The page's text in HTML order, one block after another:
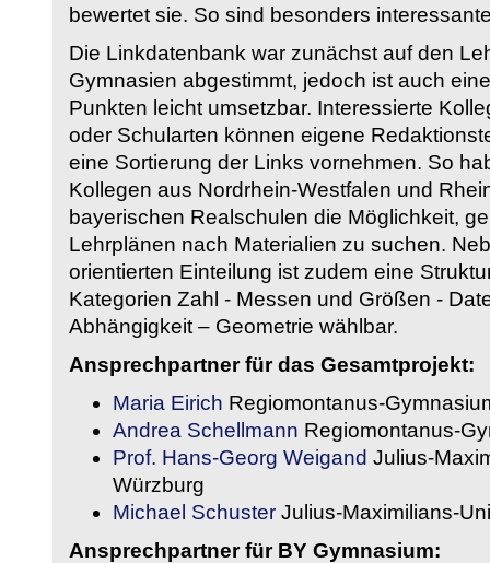
bewertet sie. So sind besonders
Die Linkdatenbank war zunächst auf den
Gymnasien abgestimmt, jedoch ist auch
Punkten leicht umsetzbar. Interessierte
oder Schularten können eigene
eine Sortierung der Links vornehmen. So
Kollegen aus Nordrhein-Westfalen und
bayerischen Realschulen die Möglichkeit,
Lehrplänen nach Materialien zu suchen.
orientierten Einteilung ist zudem eine
Kategorien Zahl - Messen und Größen -
Abhängigkeit – Geometrie wählbar.
Ansprechpartner für das Gesamtprojekt:
Maria Eirich Regiomontanus-
Andrea Schellmann Regiomontanus-
Prof. Hans-Georg Weigand Julius-
Würzburg
Michael Schuster Julius-Maximilians-
Ansprechpartner für BY Gymnasium: